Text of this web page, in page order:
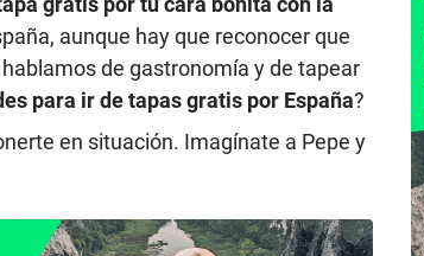
aunque hay que reconocer que
de gastronomía y de tapear
para ir de tapas gratis por España?
en situación. Imagínate a Pepe y